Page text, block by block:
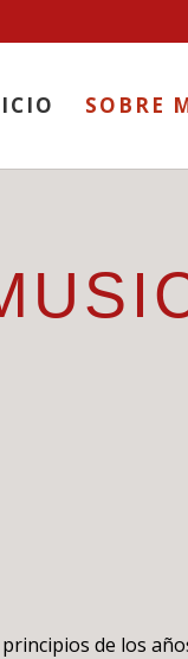
SOBRE
de los